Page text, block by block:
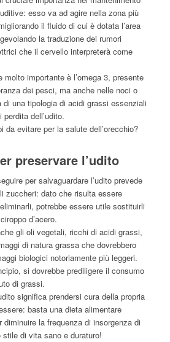
esso va ad agire nella zona più
il fluido di cui è dotata l’area
la traduzione dei rumori
che il cervello interpreterà come
molto importante è l’omega 3, presente
dei pesci, ma anche nelle noci o
una tipologia di acidi grassi essenziali
dell’udito.
da evitare per la salute dell’orecchio?
preservare l’udito
per salvaguardare l’udito prevede
zuccheri: dato che risulta essere
potrebbe essere utile sostituirli
d’acero.
gli oli vegetali, ricchi di acidi grassi,
di natura grassa che dovrebbero
biologici notoriamente più leggeri.
si dovrebbe prediligere il consumo
di grassi.
significa prendersi cura della propria
basta una dieta alimentare
diminuire la frequenza di insorgenza di
di vita sano e duraturo!